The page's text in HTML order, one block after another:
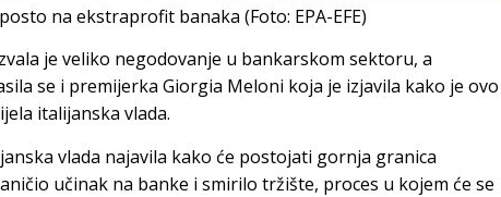
na ekstraprofit banaka (Foto: EPA-EFE)
je veliko negodovanje u bankarskom sektoru, a
se i premijerka Giorgia Meloni koja je izjavila kako je ovo
italijanska vlada.
vlada najavila kako će postojati gornja granica
učinak na banke i smirilo tržište, proces u kojem će se